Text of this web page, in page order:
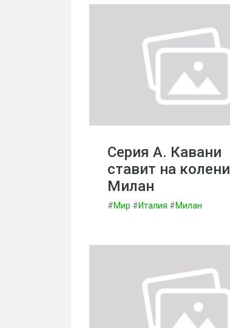
Серия А. Кавани
ставит на колени
Милан
#Мир #Италия #Милан